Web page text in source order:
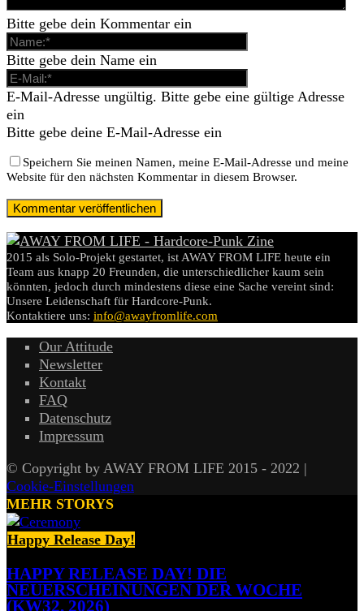
Bitte gebe dein Kommentar ein
Bitte gebe dein Name ein
E-Mail-Adresse ungültig. Bitte gebe eine gültige Adresse
ein
Bitte gebe deine E-Mail-Adresse ein
Speichern Sie meinen Namen, meine E-Mail-Adresse und meine
Website für den nächsten Kommentar in diesem Browser.
2015 als Solo-Projekt gestartet, ist AWAY FROM LIFE heute ein
Team aus knapp 20 Freunden, die unterschiedlicher kaum sein
könnten, jedoch durch mindestens diese eine Sache vereint sind:
Unsere Leidenschaft für Hardcore-Punk.
Kontaktiere uns: info@awayfromlife.com
Our Attitude
Newsletter
Kontakt
FAQ
Datenschutz
Impressum
© Copyright by AWAY FROM LIFE 2015 - 2022 |
Cookie-Einstellungen
MEHR STORYS
Happy Release Day!
HAPPY RELEASE DAY! DIE
NEUERSCHEINUNGEN DER WOCHE
(KW32, 2026)